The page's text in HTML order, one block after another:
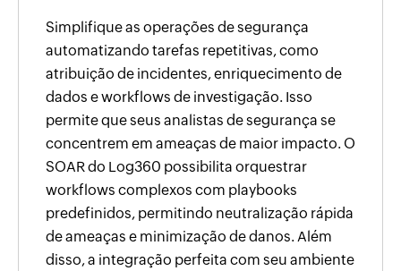
Simplifique as operações de segurança
automatizando tarefas repetitivas, como
atribuição de incidentes, enriquecimento de
dados e workflows de investigação. Isso
permite que seus analistas de segurança se
concentrem em ameaças de maior impacto. O
SOAR do Log360 possibilita orquestrar
workflows complexos com playbooks
predefinidos, permitindo neutralização rápida
de ameaças e minimização de danos. Além
disso, a integração perfeita com seu ambiente